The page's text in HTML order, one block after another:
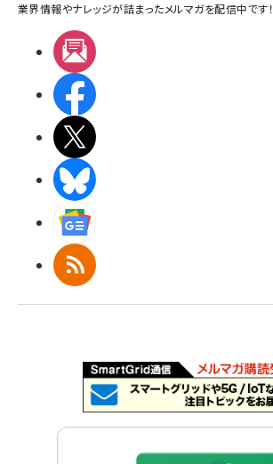
業界情報やナレッジが詰まったメルマガを配信中です！
RSS